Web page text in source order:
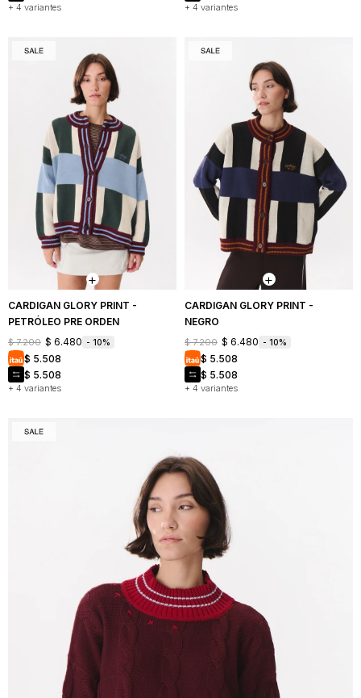
+ 4 variantes + 4 variantes
CARDIGAN GLORY PRINT -
PETRÓLEO PRE ORDEN
+ 4 variantes
$ 7.200 $ 6.480 10
$ 5.508
$ 5.508
CARDIGAN GLORY PRINT -
NEGRO
+ 4 variantes
$ 7.200 $ 6.480 10
$ 5.508
$ 5.508